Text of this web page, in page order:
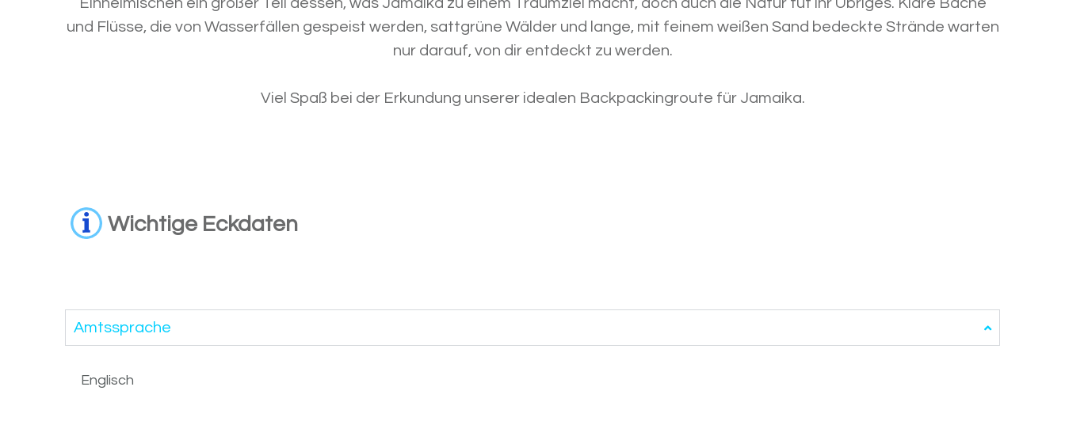
Einheimischen ein großer Teil dessen, was Jamaika zu einem Traumziel macht, doch auch die Natur tut ihr Übriges. Klare Bäche
und Flüsse, die von Wasserfällen gespeist werden, sattgrüne Wälder und lange, mit feinem weißen Sand bedeckte Strände warten
nur darauf, von dir entdeckt zu werden.
Viel Spaß bei der Erkundung unserer idealen Backpackingroute für Jamaika.
Wichtige Eckdaten
Amtssprache
Englisch